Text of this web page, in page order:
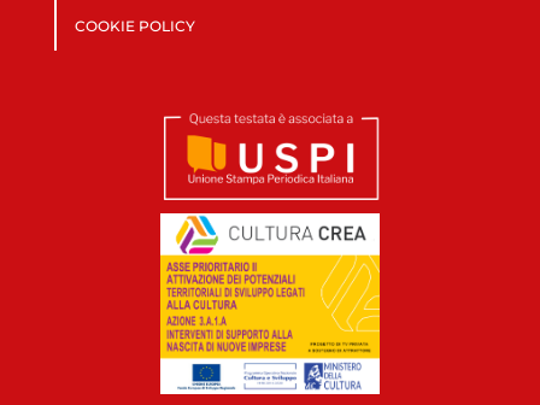
COOKIE POLICY